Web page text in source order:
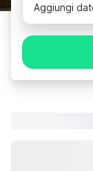
Aggiungi